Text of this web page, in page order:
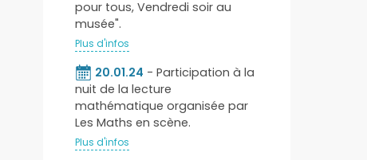
pour tous, Vendredi soir au
musée".
Plus d'infos
20.01.24 - Participation à la
nuit de la lecture
mathématique organisée par
Les Maths en scène.
Plus d'infos